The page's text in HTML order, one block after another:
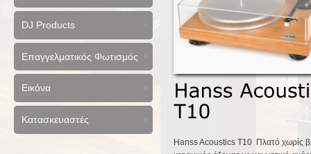
DJ Products
Επαγγελματικός Φωτισμός
Εικόνα
Κατασκευαστές
Hanss Acoustics T10 Πλατό χωρίς